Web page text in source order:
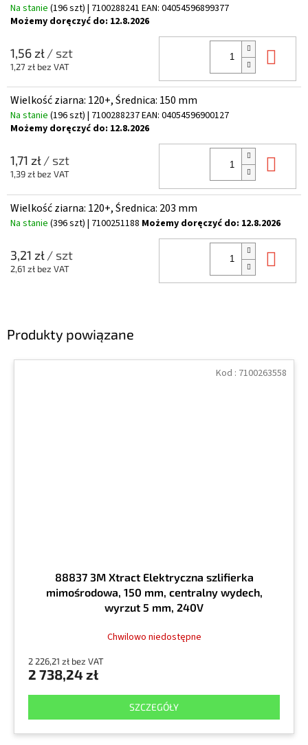
Produkty powiązane
88837 3M Xtract Elektryczna szlifierka
mimośrodowa, 150 mm, centralny wydech,
wyrzut 5 mm, 240V
Chwilowo niedostępne
2 226,21 zł bez VAT
2 738,24 zł
SZCZEGÓŁY
Kod : 7100263558
Na stanie (196 szt) | 7100288241 EAN: 04054596899377
Możemy doręczyć do: 12.8.2026
1,56 zł/ szt
1,27 zł bez VAT
Wielkość ziarna: 120+, Średnica: 150 mm
Na stanie (196 szt) | 7100288237EAN: 04054596900127
Możemy doręczyć do: 12.8.2026
1,71 zł/ szt
1,39 zł bez VAT
Wielkość ziarna: 120+, Średnica: 203 mm
Na stanie (396 szt) | 7100251188 Możemy doręczyć do: 12.8.2026
3,21 zł/ szt
2,61 zł bez VAT